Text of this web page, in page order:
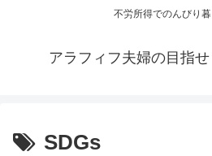
不労所得でのんびり
アラフィフ夫婦の目指
SDGs